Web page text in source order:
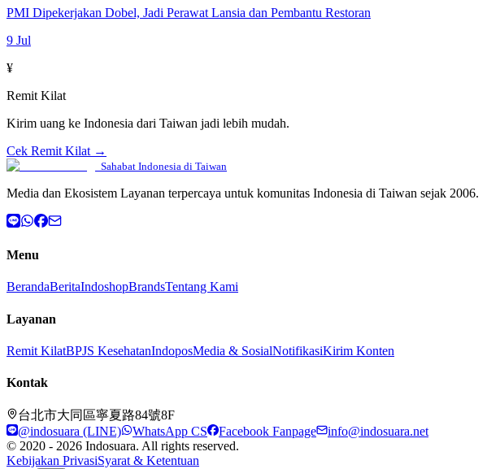
PMI Dipekerjakan Dobel, Jadi Perawat Lansia dan Pembantu Restoran
9 Jul
¥
Remit Kilat
Kirim uang ke Indonesia dari Taiwan jadi lebih mudah.
Cek Remit Kilat →
Sahabat Indonesia di Taiwan
Media dan Ekosistem Layanan terpercaya untuk komunitas Indonesia di Taiwan sejak 2006.
Menu
BerandaBeritaIndoshopBrandsTentang Kami
Layanan
Remit KilatBPJS KesehatanIndoposMedia & SosialNotifikasiKirim Konten
Kontak
台北市大同區寧夏路84號8F
@indosuara (LINE)
WhatsApp CS Facebook Fanpage
info@indosuara.net
© 2020 - 2026 Indosuara. All rights reserved.
Kebijakan PrivasiSyarat & Ketentuan